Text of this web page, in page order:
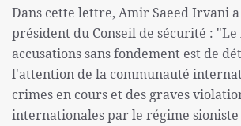
Dans cette lettre, Amir Saeed Irvani
président du Conseil de sécurité : "Le
accusations sans fondement est de
l'attention de la communauté
crimes en cours et des graves
internationales par le régime